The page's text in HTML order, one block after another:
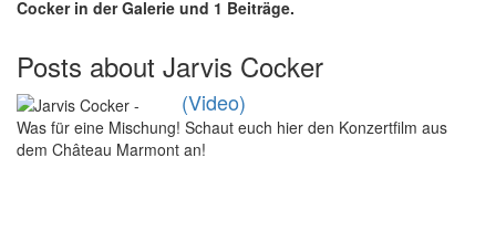
Cocker in der Galerie und 1 Beiträge.
Posts about Jarvis Cocker
(Video)
Was für eine Mischung! Schaut euch hier den Konzertfilm aus
dem Château Marmont an!